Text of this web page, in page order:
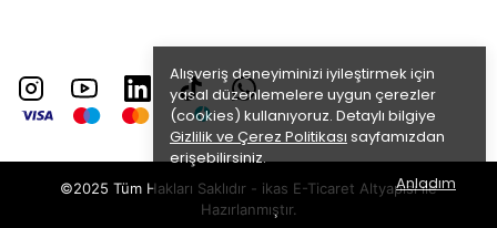
Alışveriş deneyiminizi iyileştirmek için
yasal düzenlemelere uygun çerezler
(cookies) kullanıyoruz. Detaylı bilgiye
Gizlilik ve Çerez Politikası sayfamızdan
erişebilirsiniz.
Anladım
©2025 Tüm Hakları Saklıdır - ikas E-Ticaret Altyapısı ile
Hazırlanmıştır.